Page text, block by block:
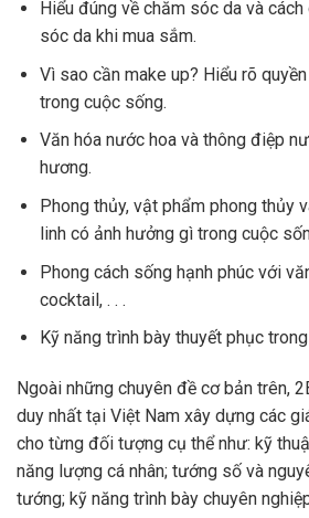
Hiểu đúng về chăm sóc da và
sóc da khi mua sắm.
Vì sao cần make up? Hiểu rõ
trong cuộc sống.
Văn hóa nước hoa và thông điệp
hương.
Phong thủy, vật phẩm phong thủy
linh có ảnh hưởng gì trong cuộc
Phong cách sống hạnh phúc với
cocktail, . . .
Kỹ năng trình bày thuyết phục
Ngoài những chuyên đề cơ bản trên,
duy nhất tại Việt Nam xây dựng các
cho từng đối tượng cụ thể như: kỹ
năng lượng cá nhân; tướng số và
tướng; kỹ năng trình bày chuyên